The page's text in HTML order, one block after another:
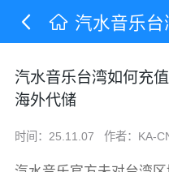
汽水音乐台湾如何充
海外代储
时间：25.11.07 作者：KA-